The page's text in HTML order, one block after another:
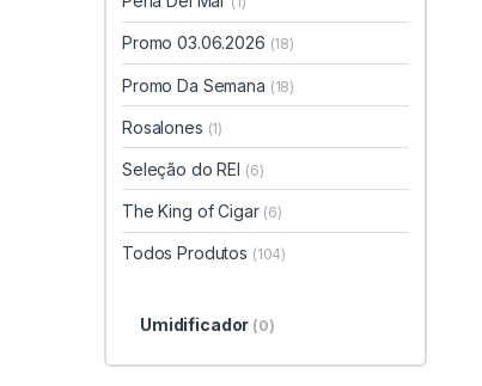
Promo 03.06.2026 (18)
Promo Da Semana (18)
Rosalones (1)
Seleção do REI (6)
The King of Cigar (6)
Todos Produtos (104)
Umidificador (0)